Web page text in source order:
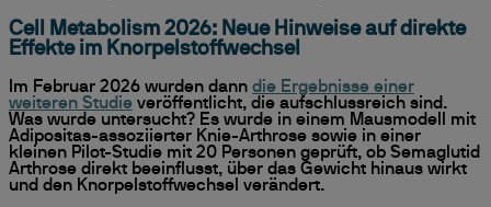
Cell Metabolism 2026: Neue Hinweise auf direkte
Effekte im Knorpelstoffwechsel
Im Februar 2026 wurden dann die Ergebnisse einer
weiteren Studie veröffentlicht, die aufschlussreich sind.
Was wurde untersucht? Es wurde in einem Mausmodell mit
Adipositas-assoziierter Knie-Arthrose sowie in einer
kleinen Pilot-Studie mit 20 Personen geprüft, ob Semaglutid
Arthrose direkt beeinflusst, über das Gewicht hinaus wirkt
und den Knorpelstoffwechsel verändert.